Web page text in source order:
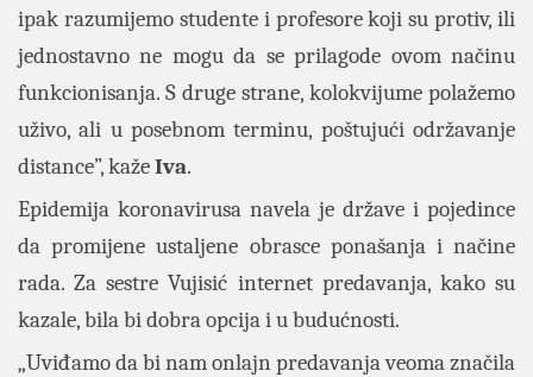
ipak razumijemo studente i profesore koji su protiv, ili
jednostavno ne mogu da se prilagode ovom načinu
funkcionisanja. S druge strane, kolokvijume polažemo
uživo, ali u posebnom terminu, poštujući održavanje
distance”, kažeIva.
Epidemija koronavirusa navela je države i pojedince
da promijene ustaljene obrasce ponašanja i načine
rada. Za sestre Vujisić internet predavanja, kako su
kazale, bila bi dobra opcija i u budućnosti.
„Uviđamo da bi nam onlajn predavanja veoma značila